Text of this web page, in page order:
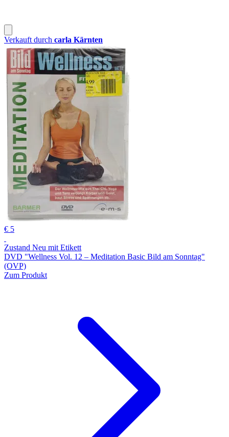
Verkauft durch carla Kärnten
€ 5
Zustand Neu mit Etikett
DVD "Wellness Vol. 12 ‒ Meditation Basic Bild am Sonntag"
(OVP)
Zum Produkt